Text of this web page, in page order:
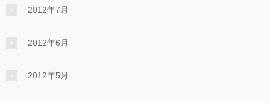
2012年7月
2012年6月
2012年5月